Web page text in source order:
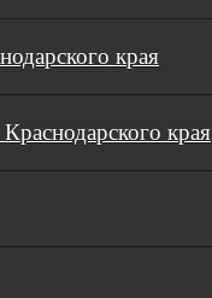
края
края